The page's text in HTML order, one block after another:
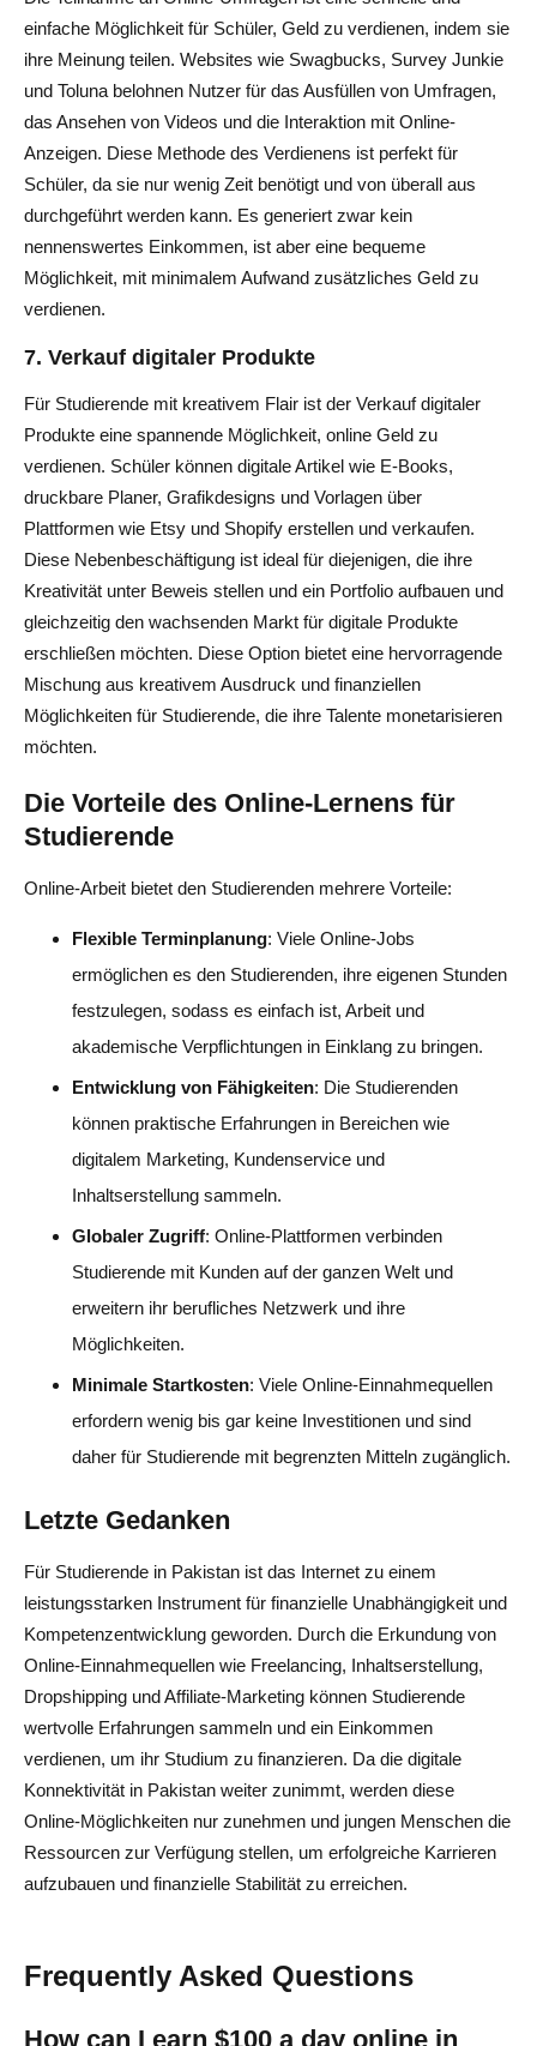
einfache Möglichkeit für Schüler, Geld zu verdienen, indem sie
ihre Meinung teilen. Websites wie Swagbucks, Survey Junkie
und Toluna belohnen Nutzer für das Ausfüllen von Umfragen,
das Ansehen von Videos und die Interaktion mit Online-
Anzeigen. Diese Methode des Verdienens ist perfekt für
Schüler, da sie nur wenig Zeit benötigt und von überall aus
durchgeführt werden kann. Es generiert zwar kein
nennenswertes Einkommen, ist aber eine bequeme
Möglichkeit, mit minimalem Aufwand zusätzliches Geld zu
verdienen.
7. Verkauf digitaler Produkte
Für Studierende mit kreativem Flair ist der Verkauf digitaler
Produkte eine spannende Möglichkeit, online Geld zu
verdienen. Schüler können digitale Artikel wie E-Books,
druckbare Planer, Grafikdesigns und Vorlagen über
Plattformen wie Etsy und Shopify erstellen und verkaufen.
Diese Nebenbeschäftigung ist ideal für diejenigen, die ihre
Kreativität unter Beweis stellen und ein Portfolio aufbauen und
gleichzeitig den wachsenden Markt für digitale Produkte
erschließen möchten. Diese Option bietet eine hervorragende
Mischung aus kreativem Ausdruck und finanziellen
Möglichkeiten für Studierende, die ihre Talente monetarisieren
möchten.
Die Vorteile des Online-Lernens für
Studierende
Online-Arbeit bietet den Studierenden mehrere Vorteile:
Flexible Terminplanung: Viele Online-Jobs
ermöglichen es den Studierenden, ihre eigenen Stunden
festzulegen, sodass es einfach ist, Arbeit und
akademische Verpflichtungen in Einklang zu bringen.
Entwicklung von Fähigkeiten: Die Studierenden
können praktische Erfahrungen in Bereichen wie
digitalem Marketing, Kundenservice und
Inhaltserstellung sammeln.
Globaler Zugriff: Online-Plattformen verbinden
Studierende mit Kunden auf der ganzen Welt und
erweitern ihr berufliches Netzwerk und ihre
Möglichkeiten.
Minimale Startkosten: Viele Online-Einnahmequellen
erfordern wenig bis gar keine Investitionen und sind
daher für Studierende mit begrenzten Mitteln zugänglich.
Letzte Gedanken
Für Studierende in Pakistan ist das Internet zu einem
leistungsstarken Instrument für finanzielle Unabhängigkeit und
Kompetenzentwicklung geworden. Durch die Erkundung von
Online-Einnahmequellen wie Freelancing, Inhaltserstellung,
Dropshipping und Affiliate-Marketing können Studierende
wertvolle Erfahrungen sammeln und ein Einkommen
verdienen, um ihr Studium zu finanzieren. Da die digitale
Konnektivität in Pakistan weiter zunimmt, werden diese
Online-Möglichkeiten nur zunehmen und jungen Menschen die
Ressourcen zur Verfügung stellen, um erfolgreiche Karrieren
aufzubauen und finanzielle Stabilität zu erreichen.
Frequently Asked Questions
How can I earn $100 a day online in